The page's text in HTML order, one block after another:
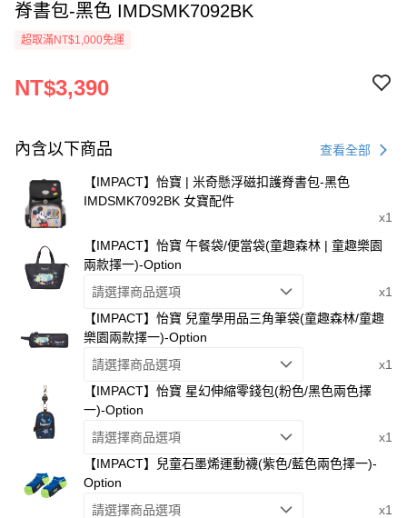
脊書包-黑色 IMDSMK7092BK
超取滿NT$1,000免運
NT$3,390
內含以下商品 查看全部
【IMPACT】怡寶 | 米奇懸浮磁扣護脊書包-黑色
IMDSMK7092BK 女寶配件
x1
【IMPACT】怡寶 午餐袋/便當袋(童趣森林 | 童趣樂園
兩款擇一)-Option
請選擇商品選項
x1
【IMPACT】怡寶 兒童學用品三角筆袋(童趣森林/童趣
樂園兩款擇一)-Option
請選擇商品選項
x1
【IMPACT】怡寶 星幻伸縮零錢包(粉色/黑色兩色擇
一)-Option
請選擇商品選項
x1
【IMPACT】兒童石墨烯運動襪(紫色/藍色兩色擇一)-
Option
請選擇商品選項
x1